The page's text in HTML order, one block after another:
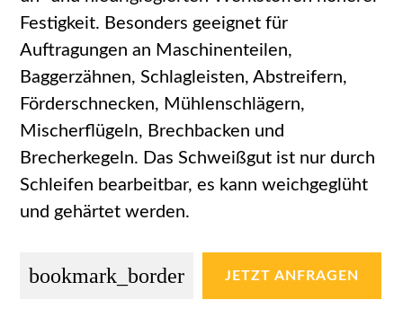
Festigkeit. Besonders geeignet für
Auftragungen an Maschinenteilen,
Baggerzähnen, Schlagleisten, Abstreifern,
Förderschnecken, Mühlenschlägern,
Mischerflügeln, Brechbacken und
Brecherkegeln. Das Schweißgut ist nur durch
Schleifen bearbeitbar, es kann weichgeglüht
und gehärtet werden.
bookmark_border JETZT ANFRAGEN